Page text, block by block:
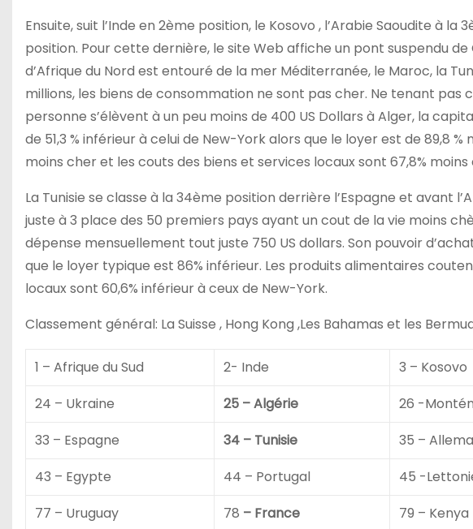
Ensuite, suit l’Inde en 2ème position, le Kosovo , l’Arabie Saoudite à
position. Pour cette dernière, le site Web affiche un pont suspendu
d’Afrique du Nord est entouré de la mer Méditerranée, le Maroc, la
millions, les biens de consommation ne sont pas cher. Ne tenant pas
personne s’élèvent à un peu moins de 400 US Dollars à Alger, la
de 51,3 % inférieur à celui de New-York alors que le loyer est de 89,8
moins cher et les couts des biens et services locaux sont 67,8%
La Tunisie se classe à la 34ème position derrière l’Espagne et avant
juste à 3 place des 50 premiers pays ayant un cout de la vie moins
dépense mensuellement tout juste 750 US dollars. Son pouvoir
que le loyer typique est 86% inférieur. Les produits alimentaires
locaux sont 60,6% inférieur à ceux de New-York.
Classement général: La Suisse , Hong Kong ,Les Bahamas et les
1 – Afrique du Sud 2- Inde 3 – Kosovo
24 – Ukraine
25 – Algérie 26 -
33 – Espagne
34 – Tunisie 35 –
43 – Egypte
44 – Portugal 45 -
77 – Uruguay
78 – France 79 – Kenya